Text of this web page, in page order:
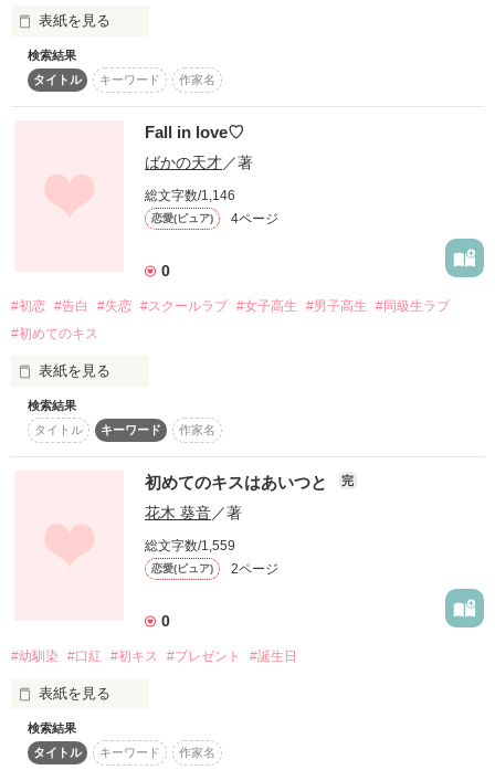
もう一度、あなたと
会えたら甘いキスをしたい。
作品を読む
〜〜〜〜〜〜〜〜〜〜〜〜
気軽に読んでいってくれたら嬉しいです。
作品を読む
表紙を見る
初めてのキスはタバコの味。
私に、教えてくれたのは、
彼だったーーー。
三浦 美嘉
miuramika
間宮 柊摩
maminotouma
椎名 蜜柑
siinamikan
作品を読む
検索結果
タイトル
キーワード 作家名
Fall in love♡
ばかの天才／著
総文字数/1,146
恋愛(ピュア) 4ページ
0
#初恋 #告白 #失恋 #スクールラブ #女子高生 #男子高生
#同級生ラブ
#初めてのキス
表紙を見る
これは私のお気に入りの作品です！
初恋をした女子高生、あゆな。
恋なんて初めてでなにをしたらいいのか
なにもわからない。告白なんてできるわけない。
でも、ずっと一緒にいたいよ。
今、きみに想いを伝えるよ。
ぜひ、読んでみてね〜✿˘︶˘✿ ).｡.:* ♬*゜
検索結果
タイトル
キーワード 作家名
初めてのキスはあいつと 完
花木 葵音／著
総文字数/1,559
恋愛(ピュア) 2ページ
0
#幼馴染 #口紅 #初キス #プレゼント #誕生日
表紙を見る
検索結果
タイトル
キーワード 作家名